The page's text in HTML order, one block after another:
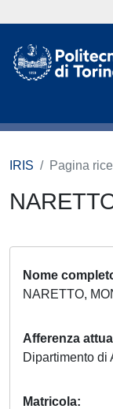
IRIS Pagina
Nome
NARETTO,
Afferenza
Dipartimento di
Matricola